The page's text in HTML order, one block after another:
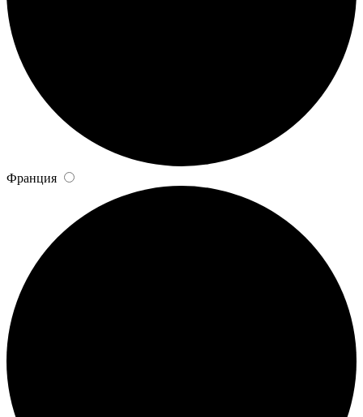
Франция